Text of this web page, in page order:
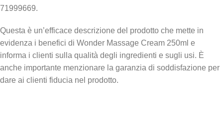
71999669.
Questa è un’efficace descrizione del prodotto che mette in
evidenza i benefici di Wonder Massage Cream 250ml e
informa i clienti sulla qualità degli ingredienti e sugli usi. È
anche importante menzionare la garanzia di soddisfazione per
dare ai clienti fiducia nel prodotto.